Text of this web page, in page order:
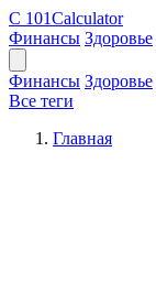
C 101Calculator
Финансы Здоровье
Финансы Здоровье
Все теги
Главная